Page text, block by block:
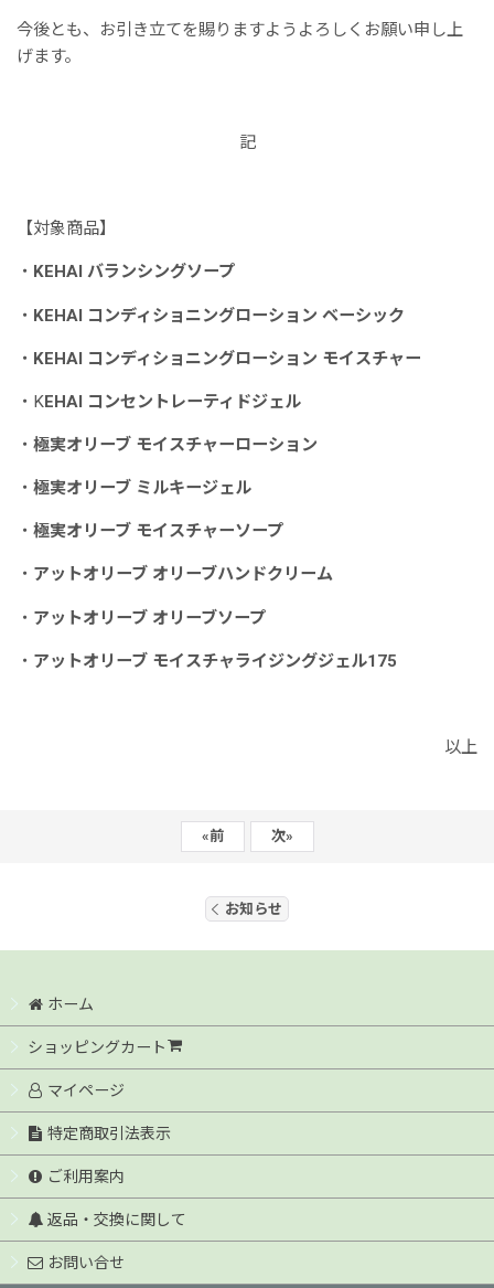
今後とも、お引き立てを賜りますようよろしくお願い申し上
げます。
記
【対象商品】
・ KEHAI バランシングソープ
・ KEHAI コンディショニングローション ベーシック
・ KEHAI コンディショニングローション モイスチャー
・KEHAI コンセントレーティドジェル
・ 極実オリーブ モイスチャーローション
・ 極実オリーブ ミルキージェル
・ 極実オリーブ モイスチャーソープ
・ アットオリーブ オリーブハンドクリーム
・ アットオリーブ オリーブソープ
・ アットオリーブ モイスチャライジングジェル175
以上
«前 次»
お知らせ
ホーム
ショッピングカート
マイページ
特定商取引法表示
ご利用案内
返品・交換に関して
お問い合せ